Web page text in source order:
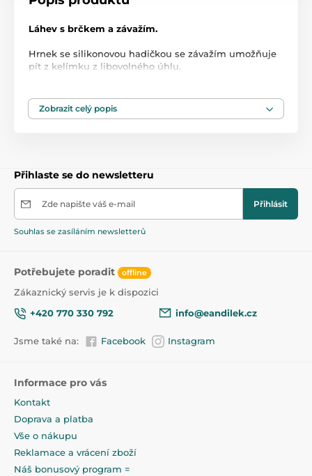
Láhev s brčkem a závažím.
Hrnek se silikonovou hadičkou se závažím umožňuje
pít z kelímku z libovolného úhlu.
rozlití nápoje a nečistot. Pohodlné rukojeti usnadňují
dítěti držení hrnku. Funguje dobře při cestování nebo
Věk: 6m +.
Obsah:270 ml.
Neumísťujte do mikrovlnné trouby.
Dětské hrnky 45
Zobrazit celý popis
Přihlaste se do newsletteru
Zde napište váš e-mail Přihlásit
Souhlas se zasíláním newsletterů
Potřebujete poradit offline
Zákaznický servis je k dispozici
+420 770 330 792
info@eandilek.cz
Jsme také na: Facebook Instagram
Informace pro vás
Kontakt
Doprava a platba
Vše o nákupu
Reklamace a vrácení zboží
Náš bonusový program =